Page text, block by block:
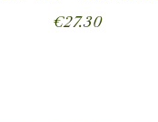
€27.30